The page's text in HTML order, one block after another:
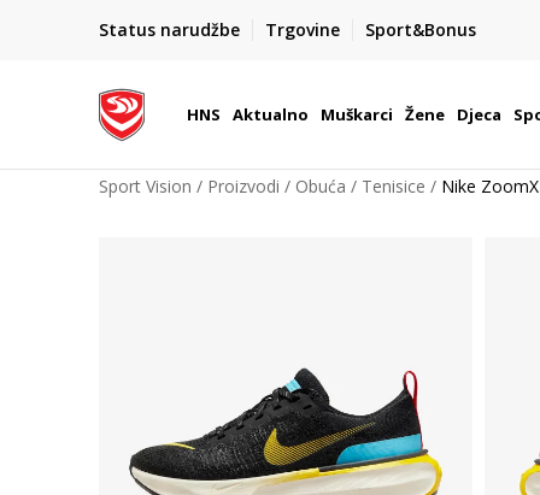
Status narudžbe Trgovine Sport&Bonus
BOX NOW
Dostava 1,50 €
| Više od 800 paketomata u
HNS Aktualno Muškarci Žene Djeca
Sport Vision Proizvodi Obuća Tenisice Nike